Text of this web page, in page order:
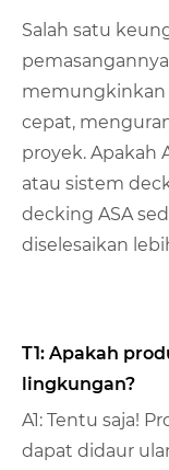
Salah satu
memungkinkan
cepat,
proyek. Apakah
atau sistem
decking ASA
diselesaikan
T1: Apakah
lingkungan?
A1: Tentu saja!
dapat didaur